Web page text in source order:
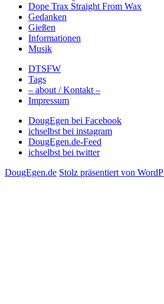
Dope Trax Straight From Wax
Gedanken
Gießen
Informationen
Musik
DTSFW
Tags
– about / Kontakt –
Impressum
DougEgen bei Facebook
ichselbst bei instagram
DougEgen.de-Feed
ichselbst bei twitter
DougEgen.de Stolz präsentiert von